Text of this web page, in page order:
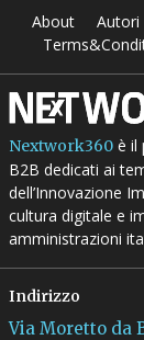
About Autori
Nextwork360è il
B2B dedicati ai
dell’Innovazione
cultura digitale e
amministrazioni
Indirizzo
Via Moretto da